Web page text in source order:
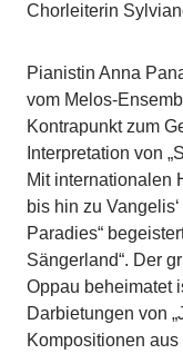
Chorleiterin
Pianistin Anna
vom Melos-
Kontrapunkt zum
Interpretation von
Mit internationalen
bis hin zu
Paradies“
Sängerland“. Der
Oppau beheimatet
Darbietungen von
Kompositionen